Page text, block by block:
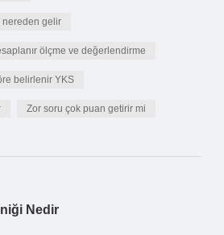
nereden gelir
ölçme ve değerlendirme
belirlenir YKS
Zor soru çok puan getirir mi
Nedir